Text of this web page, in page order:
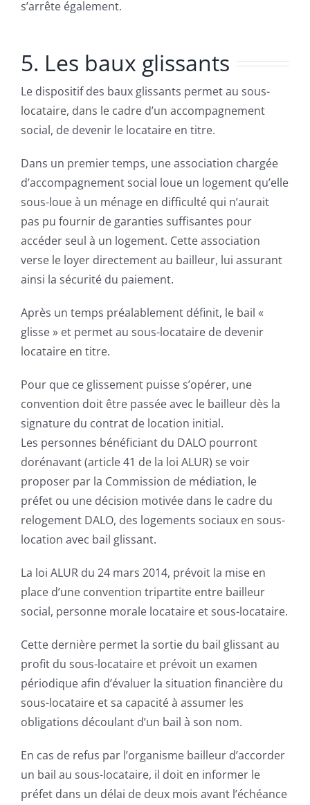
s’arrête également.
5. Les baux glissants
Le dispositif des baux glissants permet au sous-
locataire, dans le cadre d’un accompagnement
social, de devenir le locataire en titre.
Dans un premier temps, une association chargée
d’accompagnement social loue un logement qu’elle
sous-loue à un ménage en difficulté qui n’aurait
pas pu fournir de garanties suffisantes pour
accéder seul à un logement. Cette association
verse le loyer directement au bailleur, lui assurant
ainsi la sécurité du paiement.
Après un temps préalablement définit, le bail «
glisse » et permet au sous-locataire de devenir
locataire en titre.
Pour que ce glissement puisse s’opérer, une
convention doit être passée avec le bailleur dès la
signature du contrat de location initial.
Les personnes bénéficiant du DALO pourront
dorénavant (article 41 de la loi ALUR) se voir
proposer par la Commission de médiation, le
préfet ou une décision motivée dans le cadre du
relogement DALO, des logements sociaux en sous-
location avec bail glissant.
La loi ALUR du 24 mars 2014, prévoit la mise en
place d’une convention tripartite entre bailleur
social, personne morale locataire et sous-locataire.
Cette dernière permet la sortie du bail glissant au
profit du sous-locataire et prévoit un examen
périodique afin d’évaluer la situation financière du
sous-locataire et sa capacité à assumer les
obligations découlant d’un bail à son nom.
En cas de refus par l’organisme bailleur d’accorder
un bail au sous-locataire, il doit en informer le
préfet dans un délai de deux mois avant l’échéance